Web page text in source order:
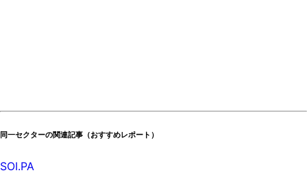
同一セクターの関連記事（おすすめレポート）
SOI.PA